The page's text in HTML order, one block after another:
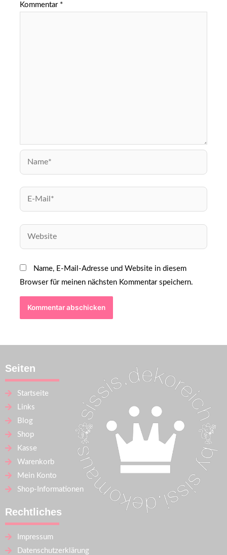
Kommentar *
Name, E-Mail-Adresse und Website in diesem
Browser für meinen nächsten Kommentar speichern.
Seiten
Startseite
Links
Blog
Shop
Kasse
Warenkorb
Mein Konto
Shop-Informationen
Rechtliches
Impressum
Datenschutzerklärung